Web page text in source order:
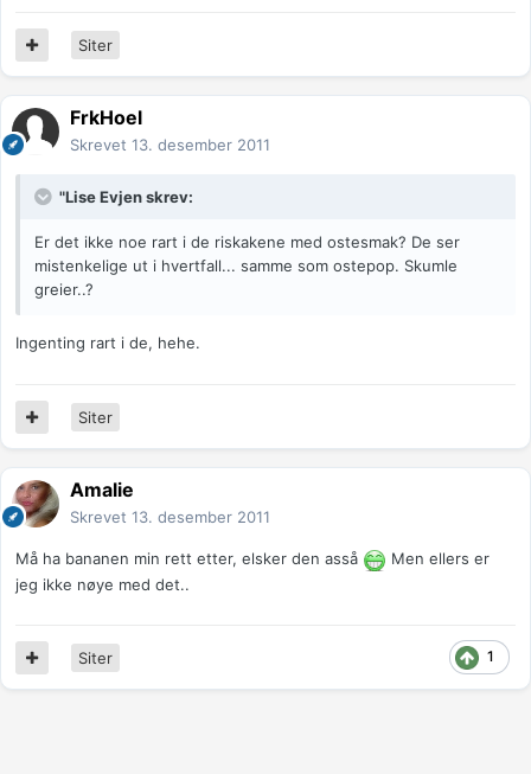
Siter
FrkHoel
Skrevet 13. desember 2011
"Lise Evjen skrev:
Er det ikke noe rart i de riskakene med ostesmak? De ser
mistenkelige ut i hvertfall... samme som ostepop. Skumle
greier..?
Ingenting rart i de, hehe.
Siter
Amalie
Skrevet 13. desember 2011
Må ha bananen min rett etter, elsker den asså
Men ellers er
jeg ikke nøye med det..
1
Siter